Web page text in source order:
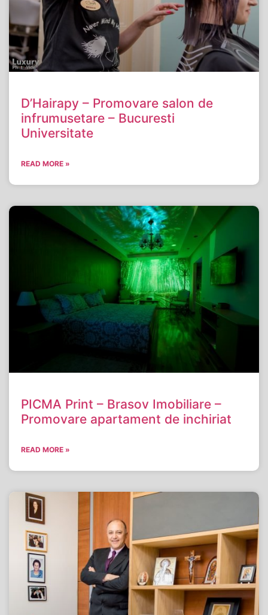
D’Hairapy – Promovare salon de
infrumusetare – Bucuresti
Universitate
READ MORE »
PICMA Print – Brasov Imobiliare –
Promovare apartament de inchiriat
READ MORE »